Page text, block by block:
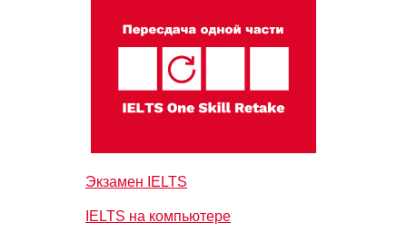
Экзамен IELTS
IELTS на компьютере